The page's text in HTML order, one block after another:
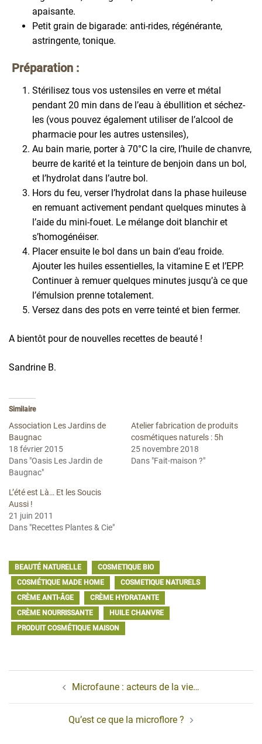
apaisante.
Petit grain de bigarade: anti-rides, régénérante,
astringente, tonique.
Préparation :
Stérilisez tous vos ustensiles en verre et métal
pendant 20 min dans de l’eau à ébullition et séchez-
les (vous pouvez également utiliser de l’alcool de
pharmacie pour les autres ustensiles),
Au bain marie, porter à 70°C la cire, l’huile de chanvre,
beurre de karité et la teinture de benjoin dans un bol,
et l’hydrolat dans l’autre bol.
Hors du feu, verser l’hydrolat dans la phase huileuse
en remuant activement pendant quelques minutes à
l’aide du mini-fouet. Le mélange doit blanchir et
s’homogénéiser.
Placer ensuite le bol dans un bain d’eau froide.
Ajouter les huiles essentielles, la vitamine E et l’EPP.
Continuer à remuer quelques minutes jusqu’à ce que
l’émulsion prenne totalement.
Versez dans des pots en verre teinté et bien fermer.
A bientôt pour de nouvelles recettes de beauté !
Sandrine B.
Similaire
Association Les Jardins de
Baugnac
18 février 2015
Dans "Oasis Les Jardin de
Baugnac"
Atelier fabrication de produits
cosmétiques naturels : 5h
25 novembre 2018
Dans "Fait-maison ?"
L’été est Là… Et les Soucis
Aussi !
21 juin 2011
Dans "Recettes Plantes & Cie"
BEAUTÉ NATURELLE
COSMETIQUE BIO
COSMÉTIQUE MADE HOME
COSMETIQUE NATURELS
CRÈME ANTI-ÂGE
CRÈME HYDRATANTE
CRÈME NOURRISSANTE
HUILE CHANVRE
PRODUIT COSMÉTIQUE MAISON
Microfaune : acteurs de la vie…
Qu’est ce que la microflore ?